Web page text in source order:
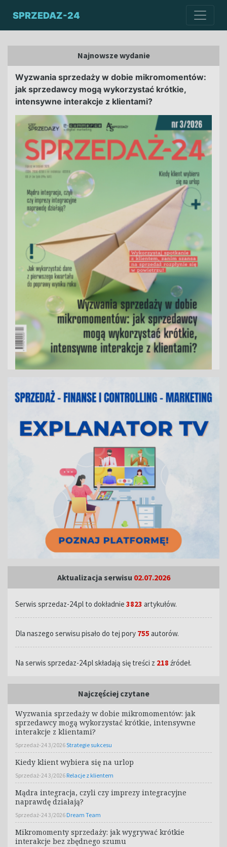
SPRZEDAZ-24
Najnowsze wydanie
Wyzwania sprzedaży w dobie mikromomentów:
jak sprzedawcy mogą wykorzystać krótkie,
intensywne interakcje z klientami?
Aktualizacja serwisu 02.07.2026
Serwis sprzedaz-24.pl to dokładnie 3823 artykułów.
Dla naszego serwisu pisało do tej pory 755 autorów.
Na serwis sprzedaz-24.pl składają się treści z 218 źródeł.
Najczęściej czytane
Wyzwania sprzedaży w dobie mikromomentów: jak
sprzedawcy mogą wykorzystać krótkie, intensywne
interakcje z klientami?
Sprzedaż-24 3/2026Strategie sukcesu
Kiedy klient wybiera się na urlop
Sprzedaż-24 3/2026 Relacje z klientem
Mądra integracja, czyli czy imprezy integracyjne
naprawdę działają?
Sprzedaż-24 3/2026 Dream Team
Mikromomenty sprzedaży: jak wygrywać krótkie
interakcje bez zbędnego szumu